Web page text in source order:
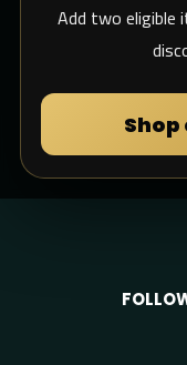
Add two eligible